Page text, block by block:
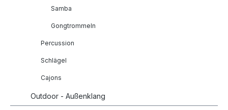
Samba
Gongtrommeln
Percussion
Schlägel
Cajons
Outdoor - Außenklang